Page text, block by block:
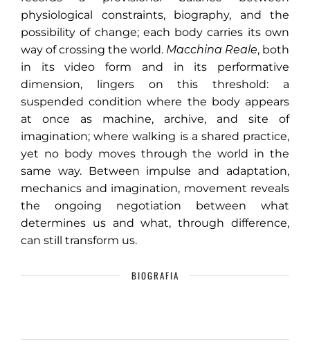
physiological constraints, biography, and the
possibility of change; each body carries its own
way of crossing the world. Macchina Reale, both
in its video form and in its performative
dimension, lingers on this threshold: a
suspended condition where the body appears
at once as machine, archive, and site of
imagination; where walking is a shared practice,
yet no body moves through the world in the
same way. Between impulse and adaptation,
mechanics and imagination, movement reveals
the ongoing negotiation between what
determines us and what, through difference,
can still transform us.
BIOGRAFIA